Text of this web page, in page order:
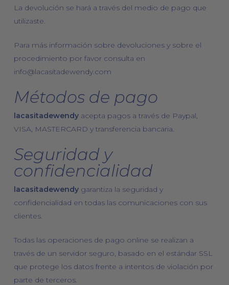
La devolución se hará a través del medio de pago que
utilizaste.
Para más información sobre devoluciones y sobre el
procedimiento por favor consulta en
info@lacasitadewendy.com
Métodos de pago
lacasitadewendyacepta pagos a través de Paypal,
VISA, MASTERCARD y transferencia bancaria.
Seguridad y
confidencialidad
lacasitadewendygarantiza la seguridad y
confidencialidad en todas las comunicaciones con sus
clientes.
Todas las operaciones de pago online se realizan a
través de un servidor seguro, basado en el estándar SSL
que protege los datos frente a intentos de violación por
parte de terceros.